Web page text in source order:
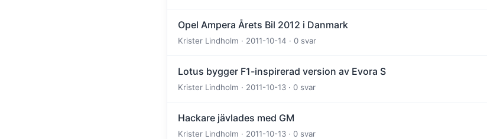
Opel Ampera Årets Bil 2012 i Danmark
Krister Lindholm · 2011-10-14 · 0 svar
Lotus bygger F1-inspirerad version av Evora S
Krister Lindholm · 2011-10-13 · 0 svar
Hackare jävlades med GM
Krister Lindholm · 2011-10-13 · 0 svar